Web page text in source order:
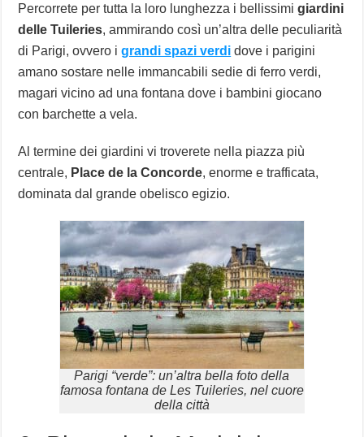
Percorrete per tutta la loro lunghezza i bellissimigiardini
delle Tuileries, ammirando così un’altra delle peculiarità
di Parigi, ovvero igrandi spazi verdi dove i parigini
amano sostare nelle immancabili sedie di ferro verdi,
magari vicino ad una fontana dove i bambini giocano
con barchette a vela.
Al termine dei giardini vi troverete nella piazza più
centrale, Place de la Concorde, enorme e trafficata,
dominata dal grande obelisco egizio.
Parigi “verde”: un’altra bella foto della
famosa fontana de Les Tuileries, nel cuore
della città